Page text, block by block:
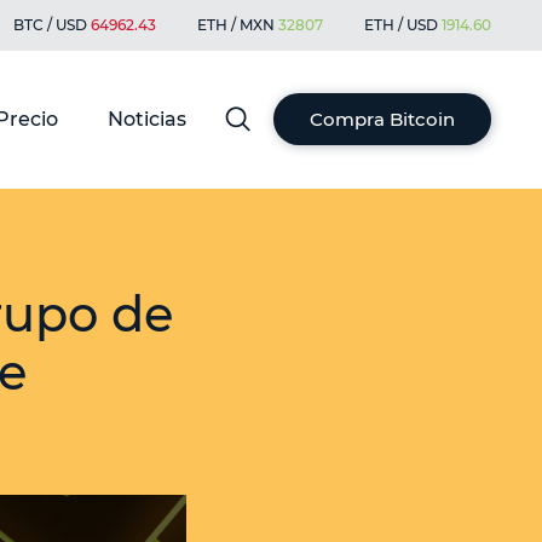
BTC / USD 64962.43 ETH / MXN 32807 ETH / USD 1914.60
Noticias Compra Bitcoin
de